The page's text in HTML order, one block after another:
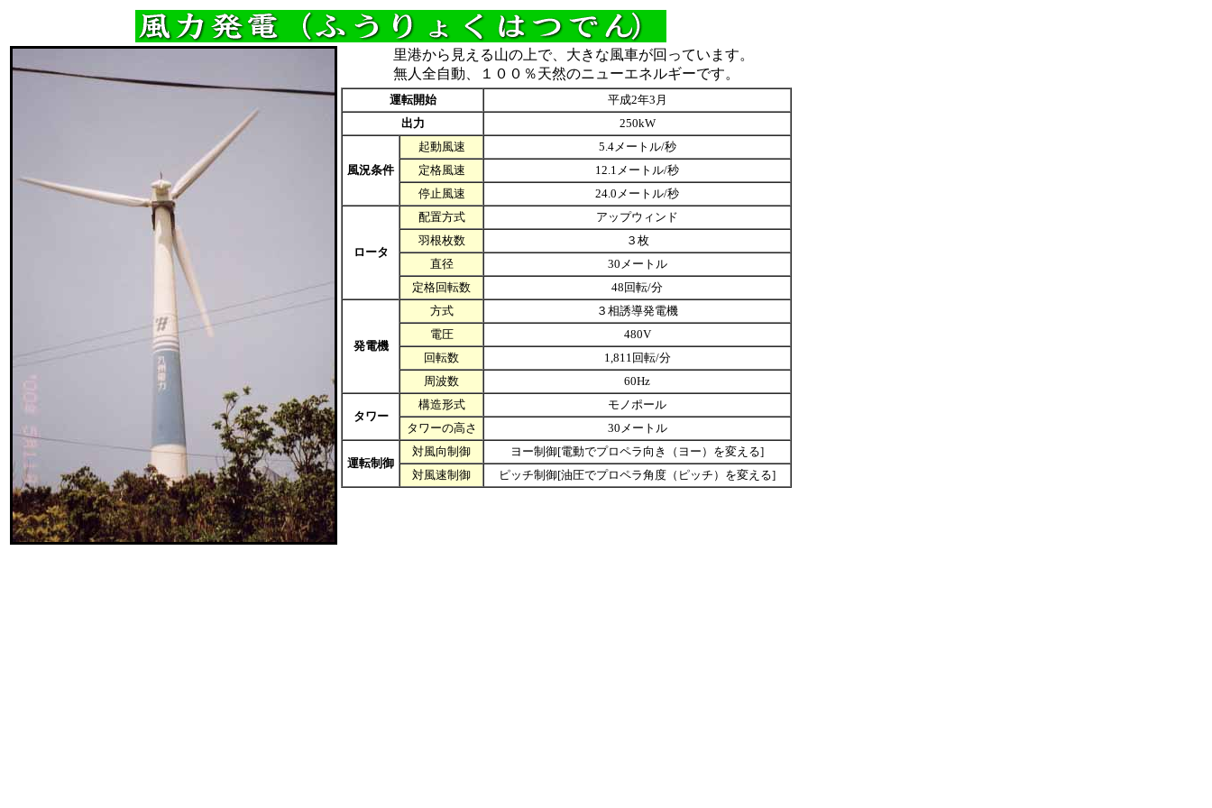
里港から見える山の上で、大きな風車が回っています。
無人全自動、１００％天然のニューエネルギーです。
運転開始
平成2年3月
出力
250kW
風況条件
起動風速
5.4メートル/秒
定格風速
12.1メートル/秒
停止風速
24.0メートル/秒
ロータ
配置方式
アップウィンド
羽根枚数
３枚
直径
30メートル
定格回転数
48回転/分
発電機
方式
３相誘導発電機
電圧
480V
回転数
1,811回転/分
周波数
60Hz
タワー
構造形式
モノポール
タワーの高さ
30メートル
運転制御
対風向制御
ヨー制御[電動でプロペラ向き（ヨー）を変える]
対風速制御
ピッチ制御[油圧でプロペラ角度（ピッチ）を変える]